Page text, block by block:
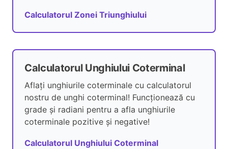
Calculatorul Zonei Triunghiului
Calculatorul Unghiului Coterminal
Aflați unghiurile coterminale cu calculatorul
nostru de unghi coterminal! Funcționează cu
grade și radiani pentru a afla unghiurile
coterminale pozitive și negative!
Calculatorul Unghiului Coterminal